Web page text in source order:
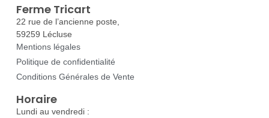
Ferme Tricart
22 rue de l’ancienne poste,
59259 Lécluse
Mentions légales
Politique de confidentialité
Conditions Générales de Vente
Horaire
Lundi au vendredi :